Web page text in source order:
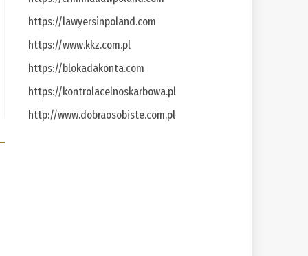
https://lawyersinpoland.com
https://www.kkz.com.pl
https://blokadakonta.com
https://kontrolacelnoskarbowa.pl
http://www.dobraosobiste.com.pl